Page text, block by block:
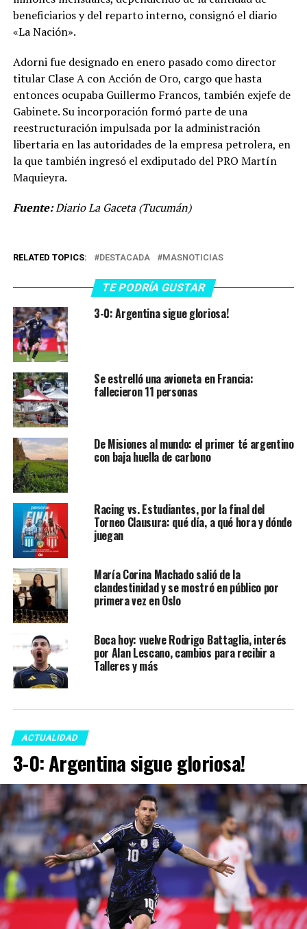
beneficiarios y del reparto interno, consignó el diario
«La Nación».
Adorni fue designado en enero pasado como director
titular Clase A con Acción de Oro, cargo que hasta
entonces ocupaba Guillermo Francos, también exjefe de
Gabinete. Su incorporación formó parte de una
reestructuración impulsada por la administración
libertaria en las autoridades de la empresa petrolera, en
la que también ingresó el exdiputado del PRO Martín
Maquieyra.
Fuente:Diario La Gaceta (Tucumán)
RELATED TOPICS: DESTACADA MASNOTICIAS
TE PODRÍA GUSTAR
3-0: Argentina sigue gloriosa!
Se estrelló una avioneta en Francia:
fallecieron 11 personas
De Misiones al mundo: el primer té argentino
con baja huella de carbono
Racing vs. Estudiantes, por la final del
Torneo Clausura: qué día, a qué hora y dónde
juegan
María Corina Machado salió de la
clandestinidad y se mostró en público por
primera vez en Oslo
Boca hoy: vuelve Rodrigo Battaglia, interés
por Alan Lescano, cambios para recibir a
Talleres y más
ACTUALIDAD
3-0: Argentina sigue gloriosa!